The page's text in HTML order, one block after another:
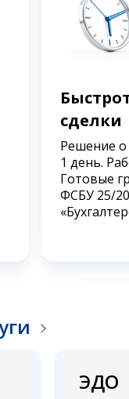
сделки
Решение
1 день.
Готовые
ФСБУ 25/
ЭДО